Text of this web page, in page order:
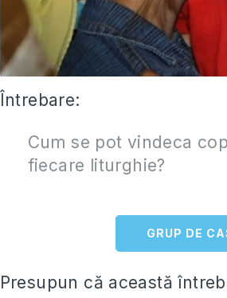
Întrebare:
Cum se pot vindeca
fiecare liturghie?
GRUP DE
Presupun că această